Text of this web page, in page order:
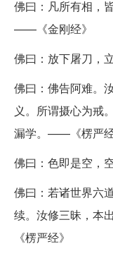
佛曰：凡所有相，
——《金刚经》
佛曰：放下屠刀，
佛曰：佛告阿难。
义。所谓摄心为戒
漏学。——《楞严经
佛曰：色即是空，
佛曰：若诸世界六
续。汝修三昧，本
《楞严经》